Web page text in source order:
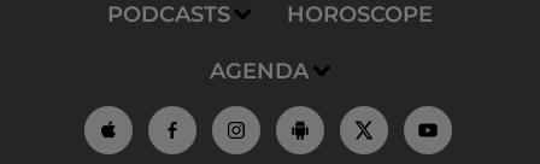
PODCASTS HOROSCOPE
AGENDA